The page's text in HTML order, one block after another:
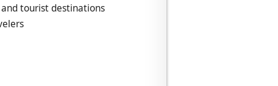
tourist destinations